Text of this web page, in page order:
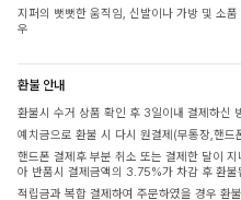
지퍼의 뻣뻣한 움직임, 신발이나 가방 및 소
우
환불 안내
환불시 수거 상품 확인 후 3일이내 결제하신
예치금으로 환불 시 다시 원결제(무통장,핸드
핸드폰 결제후 부분 취소 또는 결제한 달이
아 반품시 결제금액의 3.75%가 차감 후 환불
적립금과 복합 결제하여 주문하였을 경우 환